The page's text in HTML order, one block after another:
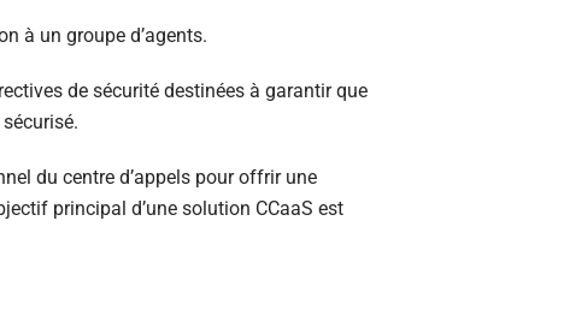
à un groupe d’agents.
de sécurité destinées à garantir que
du centre d’appels pour offrir une
principal d’une solution CCaaS est